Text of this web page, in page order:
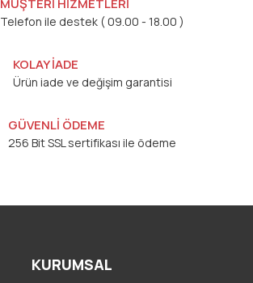
Telefon ile destek ( 09.00 - 18.00 )
KOLAY İADE
Ürün iade ve değişim garantisi
GÜVENLİ ÖDEME
256 Bit SSL sertifikası ile ödeme
KURUMSAL